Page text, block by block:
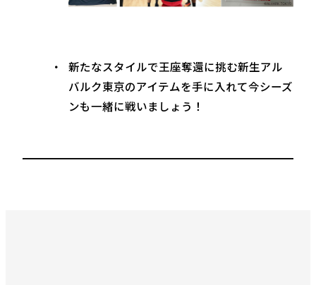
新たなスタイルで王座奪還に挑む新生アル
バルク東京のアイテムを手に入れて今シーズ
ンも一緒に戦いましょう！